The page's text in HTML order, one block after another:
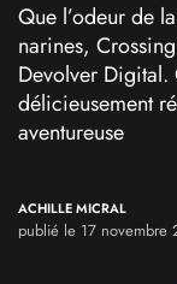
Que l’odeur de
narines,
Devolver Digital.
délicieusement
aventureuse
ACHILLE MICRAL
publié le 17 novembre